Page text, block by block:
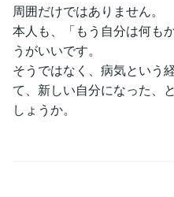
周囲だけではありません。
本人も、「もう自分は何も
うがいいです。
そうではなく、病気という
て、新しい自分になった、
しょうか。